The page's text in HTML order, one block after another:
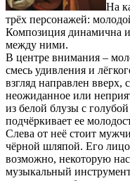
На
трёх персонажей:
Композиция динамична и
между ними.
В центре внимания –
смесь удивления и
взгляд направлен вверх,
неожиданное или
из белой блузы с
подчёркивает ее
Слева от неё стоит
чёрной шляпой. Его лицо
возможно, некоторую
музыкальный